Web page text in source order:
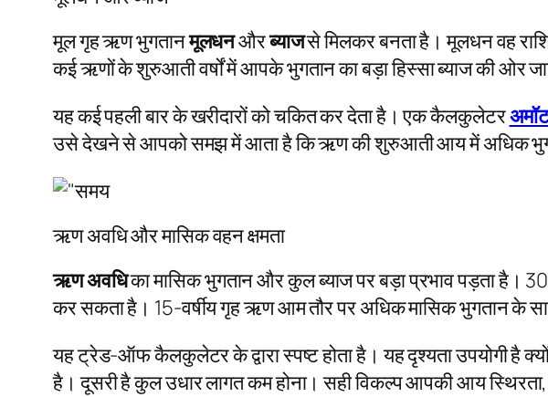
मूल गृह ऋण भुगतानमूलधनऔरब्याजसे मिलकर बनता है। मूलधन वह
कई ऋणों के शुरुआती वर्षों में आपके भुगतान का बड़ा हिस्सा ब्याज की ओर
यह कई पहली बार के खरीदारों को चकित कर देता है। एक कैलकुलेटर
उसे देखने से आपको समझ में आता है कि ऋण की शुरुआती आय में अधिक
ऋण अवधि और मासिक वहन क्षमता
ऋण अवधिका मासिक भुगतान और कुल ब्याज पर बड़ा प्रभाव पड़ता है।
कर सकता है। 15-वर्षीय गृह ऋण आम तौर पर अधिक मासिक भुगतान के
यह ट्रेड-ऑफ कैलकुलेटर के द्वारा स्पष्ट होता है। यह दृश्यता उपयोगी है
है। दूसरी है कुल उधार लागत कम होना। सही विकल्प आपकी आय स्थिरता,